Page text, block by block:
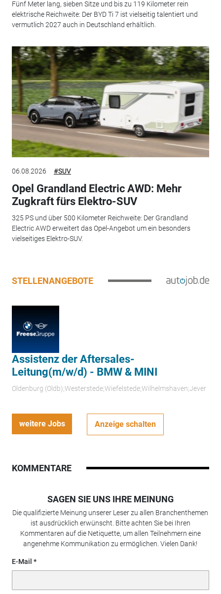
Fünf Meter lang, sieben Sitze und bis zu 119 Kilometer rein
elektrische Reichweite: Der BYD Ti 7 ist vielseitig talentiert und
vermutlich 2027 auch in Deutschland erhältlich.
06.08.2026 #SUV
Opel Grandland Electric AWD: Mehr
Zugkraft fürs Elektro-SUV
325 PS und über 500 Kilometer Reichweite: Der Grandland
Electric AWD erweitert das Opel-Angebot um ein besonders
vielseitiges Elektro-SUV.
STELLENANGEBOTE
Assistenz der Aftersales-
Leitung(m/w/d) - BMW & MINI
Oldenburg (Oldb);Westerstede;Wiefelstede;Wilhelmshaven;Jever
weitere Jobs Anzeige schalten
KOMMENTARE
SAGEN SIE UNS IHRE MEINUNG
Die qualifizierte Meinung unserer Leser zu allen Branchenthemen
ist ausdrücklich erwünscht. Bitte achten Sie bei Ihren
Kommentaren auf die Netiquette, um allen Teilnehmern eine
angenehme Kommunikation zu ermöglichen. Vielen Dank!
E-Mail